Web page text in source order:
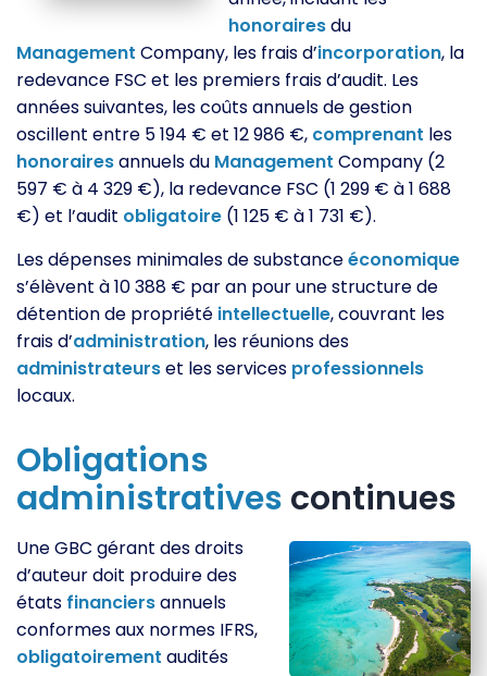
honorairesdu
Management Company, les frais d’incorporation, la
redevance FSC et les premiers frais d’audit. Les
années suivantes, les coûts annuels de gestion
oscillent entre 5 194 € et 12 986 €, comprenant les
honorairesannuels du Management Company (2
597 € à 4 329 €), la redevance FSC (1 299 € à 1 688
€) et l’audit obligatoire (1 125 € à 1 731 €).
Les dépenses minimales de substanceéconomique
s’élèvent à 10 388 € par an pour une structure de
détention de propriété intellectuelle, couvrant les
frais d’administration, les réunions des
administrateurset les services professionnels
locaux.
Obligations
administratives continues
Une GBC gérant des droits
d’auteur doit produire des
états financiersannuels
conformes aux normes IFRS,
obligatoirement audités